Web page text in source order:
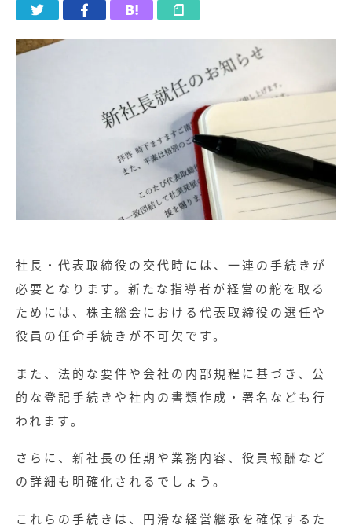
社長・代表取締役の交代時には、一連の手続きが
必要となります。新たな指導者が経営の舵を取る
ためには、株主総会における代表取締役の選任や
役員の任命手続きが不可欠です。
また、法的な要件や会社の内部規程に基づき、公
的な登記手続きや社内の書類作成・署名なども行
われます。
さらに、新社長の任期や業務内容、役員報酬など
の詳細も明確化されるでしょう。
これらの手続きは、円滑な経営継承を確保するた